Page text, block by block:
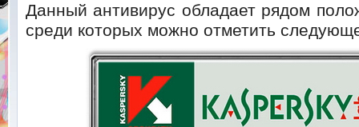
Данный антивирус обладает рядом
среди которых можно отметить